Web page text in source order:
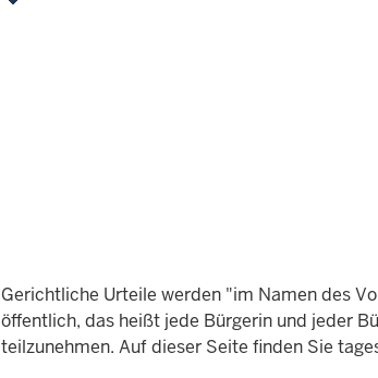
Gerichtliche Urteile werden "im Namen des
öffentlich, das heißt jede Bürgerin und jeder
teilzunehmen. Auf dieser Seite finden Sie